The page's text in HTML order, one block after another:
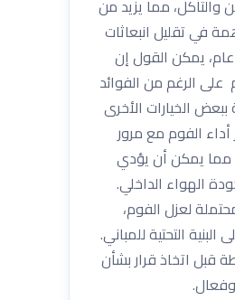
والتآكل، مما يزيد من
في تقليل انبعاثات
عام، يمكن القول إن
الرغم من الفوائد
الخيارات الأخرى
الفوم مع مرور
مما يمكن أن يؤدي
الهواء الداخلي.
لعزل الفوم،
التحتية للمباني.
قبل اتخاذ قرار بشأن